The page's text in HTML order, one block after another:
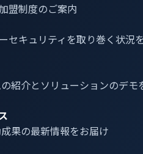
盟制度のご案内
セキュリティ を取り巻く状況
紹介とソリューションのデモ
果の最新情報をお届け
Fiなどの他の無線プロト
はなく、パルス信号を送
いパルス持続時間は、周波
力スペクトルを意味しま
では、パルス持続時間はナ
それに対応する周波数を持
くパルスは約500MHzの周
は、信号が搬送周波数を
持つ広範囲の周波数を占